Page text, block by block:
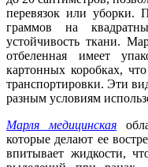
перевязок или уборки.
граммов на
устойчивость ткани.
отбеленная имеет
картонных коробках,
транспортировки. Эти
разным условиям
Марля медицинская
которые делают ее
впитывает жидкости,